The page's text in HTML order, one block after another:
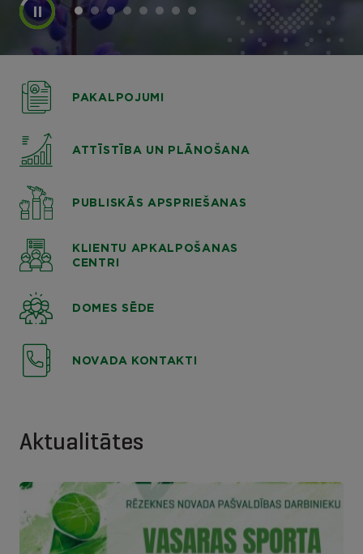
PAKALPOJUMI
ATTĪSTĪBA UN PLĀNOŠANA
PUBLISKĀS APSPRIEŠANAS
KLIENTU APKALPOŠANAS
CENTRI
DOMES SĒDE
NOVADA KONTAKTI
Aktualitātes